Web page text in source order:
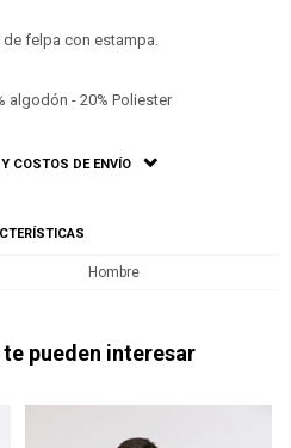
felpa con estampa.
algodón - 20% Poliester
COSTOS DE ENVÍO
Hombre
pueden interesar